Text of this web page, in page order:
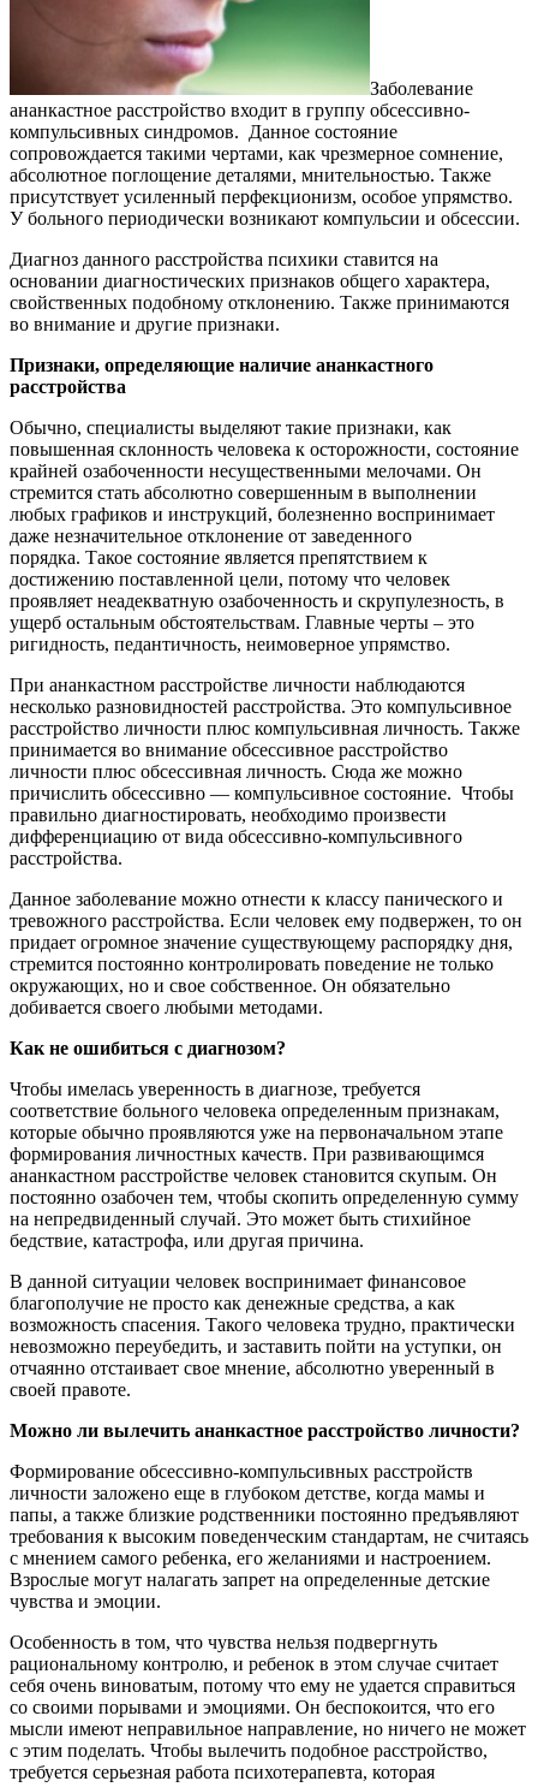
Заболевание
ананкастное расстройство входит в группу обсессивно-
компульсивных синдромов. Данное состояние
сопровождается такими чертами, как чрезмерное сомнение,
абсолютное поглощение деталями, мнительностью. Также
присутствует усиленный перфекционизм, особое упрямство.
У больного периодически возникают компульсии и обсессии.
Диагноз данного расстройства психики ставится на
основании диагностических признаков общего характера,
свойственных подобному отклонению. Также принимаются
во внимание и другие признаки.
Признаки, определяющие наличие ананкастного
расстройства
Обычно, специалисты выделяют такие признаки, как
повышенная склонность человека к осторожности, состояние
крайней озабоченности несущественными мелочами. Он
стремится стать абсолютно совершенным в выполнении
любых графиков и инструкций, болезненно воспринимает
даже незначительное отклонение от заведенного
порядка. Такое состояние является препятствием к
достижению поставленной цели, потому что человек
проявляет неадекватную озабоченность и скрупулезность, в
ущерб остальным обстоятельствам. Главные черты – это
ригидность, педантичность, неимоверное упрямство.
При ананкастном расстройстве личности наблюдаются
несколько разновидностей расстройства. Это компульсивное
расстройство личности плюс компульсивная личность. Также
принимается во внимание обсессивное расстройство
личности плюс обсессивная личность. Сюда же можно
причислить обсессивно — компульсивное состояние. Чтобы
правильно диагностировать, необходимо произвести
дифференциацию от вида обсессивно-компульсивного
расстройства.
Данное заболевание можно отнести к классу панического и
тревожного расстройства. Если человек ему подвержен, то он
придает огромное значение существующему распорядку дня,
стремится постоянно контролировать поведение не только
окружающих, но и свое собственное. Он обязательно
добивается своего любыми методами.
Как не ошибиться с диагнозом?
Чтобы имелась уверенность в диагнозе, требуется
соответствие больного человека определенным признакам,
которые обычно проявляются уже на первоначальном этапе
формирования личностных качеств. При развивающимся
ананкастном расстройстве человек становится скупым. Он
постоянно озабочен тем, чтобы скопить определенную сумму
на непредвиденный случай. Это может быть стихийное
бедствие, катастрофа, или другая причина.
В данной ситуации человек воспринимает финансовое
благополучие не просто как денежные средства, а как
возможность спасения. Такого человека трудно, практически
невозможно переубедить, и заставить пойти на уступки, он
отчаянно отстаивает свое мнение, абсолютно уверенный в
своей правоте.
Можно ли вылечить ананкастное расстройство личности?
Формирование обсессивно-компульсивных расстройств
личности заложено еще в глубоком детстве, когда мамы и
папы, а также близкие родственники постоянно предъявляют
требования к высоким поведенческим стандартам, не считаясь
с мнением самого ребенка, его желаниями и настроением.
Взрослые могут налагать запрет на определенные детские
чувства и эмоции.
Особенность в том, что чувства нельзя подвергнуть
рациональному контролю, и ребенок в этом случае считает
себя очень виноватым, потому что ему не удается справиться
со своими порывами и эмоциями. Он беспокоится, что его
мысли имеют неправильное направление, но ничего не может
с этим поделать. Чтобы вылечить подобное расстройство,
требуется серьезная работа психотерапевта, которая